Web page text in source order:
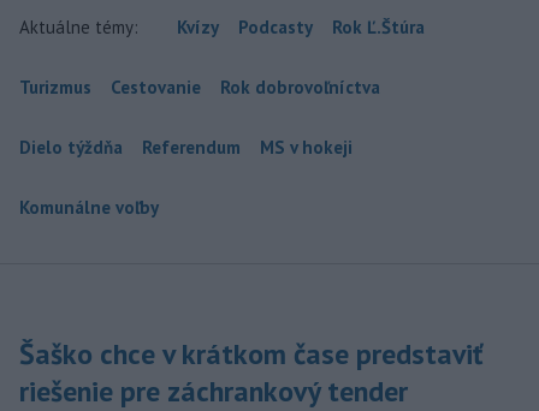
Aktuálne témy: Kvízy Podcasty Rok Ľ.Štúra
Turizmus Cestovanie Rok dobrovoľníctva
Dielo týždňa Referendum MS v hokeji
Komunálne voľby
Šaško chce v krátkom čase predstaviť
riešenie pre záchrankový tender